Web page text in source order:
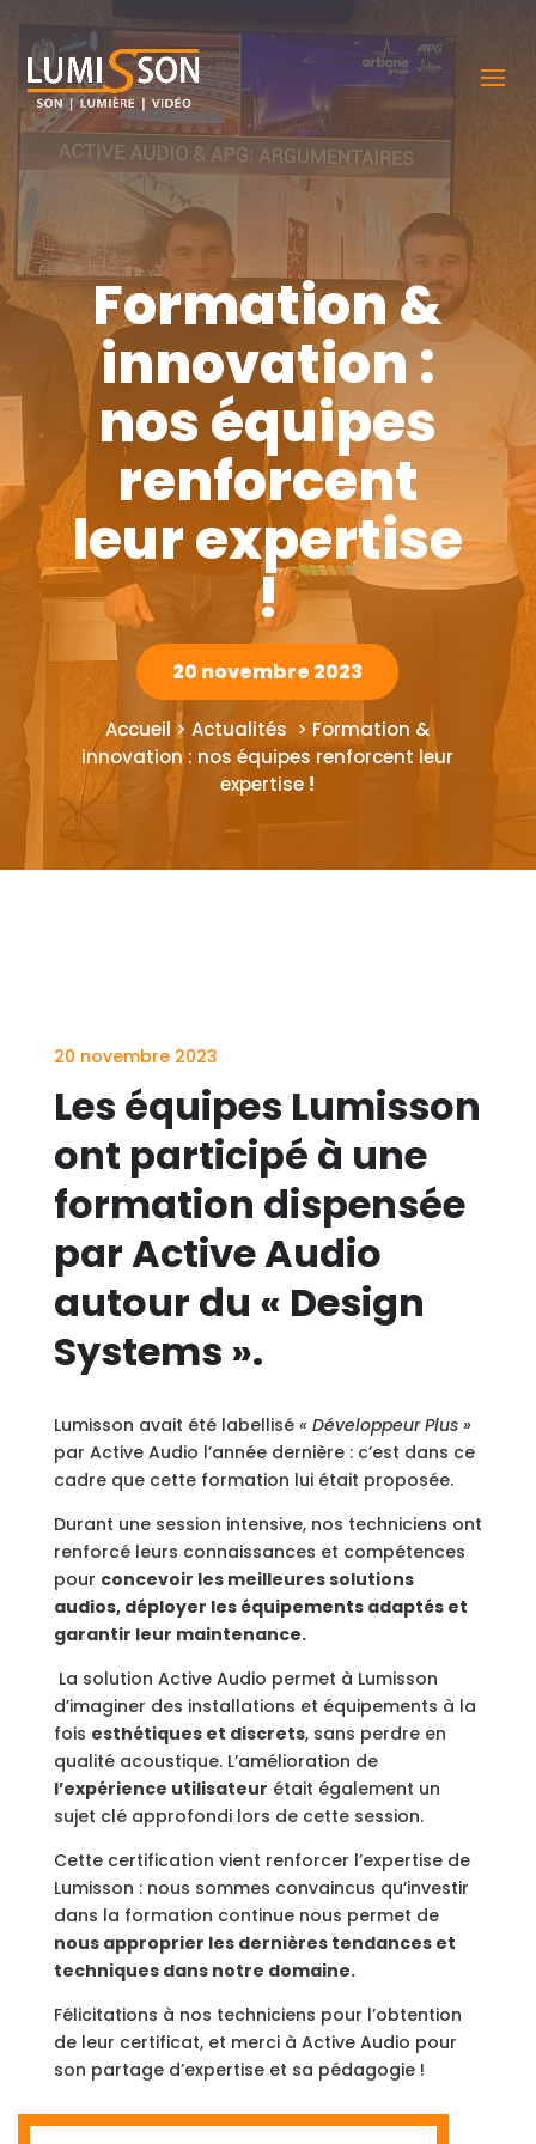
Formation &
innovation :
nos équipes
renforcent
leur expertise
!
20 novembre 2023
Accueil > Actualités > Formation &
innovation : nos équipes renforcent leur
expertise !
20 novembre 2023
Les équipes Lumisson
ont participé à une
formation dispensée
par Active Audio
autour du « Design
Systems ».
Lumisson avait été labellisé « Développeur Plus »
par Active Audio l’année dernière : c’est dans ce
cadre que cette formation lui était proposée.
Durant une session intensive, nos techniciens ont
renforcé leurs connaissances et compétences
pour concevoir les meilleures solutions
audios, déployer les équipements adaptés et
garantir leur maintenance.
La solution Active Audio permet à Lumisson
d’imaginer des installations et équipements à la
fois esthétiques et discrets, sans perdre en
qualité acoustique. L’amélioration de
l’expérience utilisateur était également un
sujet clé approfondi lors de cette session.
Cette certification vient renforcer l’expertise de
Lumisson : nous sommes convaincus qu’investir
dans la formation continue nous permet de
nous approprier les dernières tendances et
techniques dans notre domaine.
Félicitations à nos techniciens pour l’obtention
de leur certificat, et merci à Active Audio pour
son partage d’expertise et sa pédagogie !